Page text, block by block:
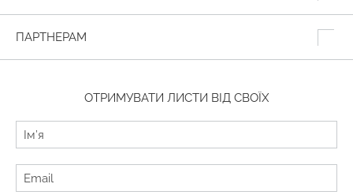
ПАРТНЕРАМ
ОТРИМУВАТИ ЛИСТИ ВІД СВОЇХ